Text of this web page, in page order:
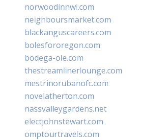
norwoodinnwi.com
neighboursmarket.com
blackanguscareers.com
bolesfororegon.com
bodega-ole.com
thestreamlinerlounge.com
mestrinorubanofc.com
novelatherton.com
nassvalleygardens.net
electjohnstewart.com
omptourtravels.com